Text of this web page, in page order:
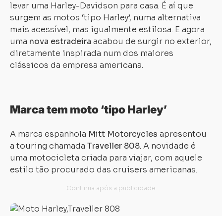
levar uma Harley-Davidson para casa. É aí que
surgem as motos ‘tipo Harley’, numa alternativa
mais acessível, mas igualmente estilosa. E agora
uma nova estradeira acabou de surgir no exterior,
diretamente inspirada num dos maiores
clássicos da empresa americana.
Marca tem moto ‘tipo Harley’
A marca espanhola Mitt Motorcycles apresentou
a touring chamada Traveller 808. A novidade é
uma motocicleta criada para viajar, com aquele
estilo tão procurado das cruisers americanas.